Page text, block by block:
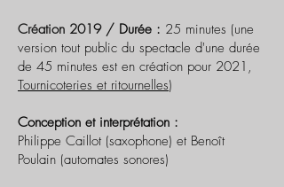
Création 2019 / Durée : 25 minutes (une
version tout public du spectacle d'une durée
de 45 minutes est en création pour 2021,
Tournicoteries et ritournelles)
Conception et interprétation :
Philippe Caillot (saxophone) et Benoît
Poulain (automates sonores)